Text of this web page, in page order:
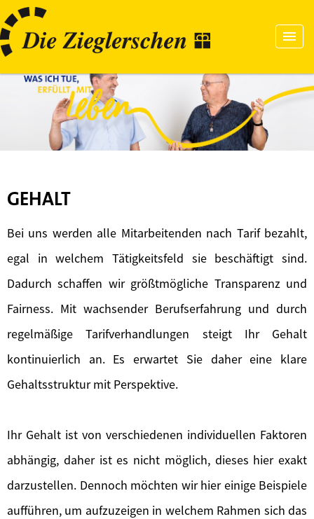
GEHALT
Bei uns werden alle Mitarbeitenden nach Tarif bezahlt,
egal in welchem Tätigkeitsfeld sie beschäftigt sind.
Dadurch schaffen wir größtmögliche Transparenz und
Fairness. Mit wachsender Berufserfahrung und durch
regelmäßige Tarifverhandlungen steigt Ihr Gehalt
kontinuierlich an. Es erwartet Sie daher eine klare
Gehaltsstruktur mit Perspektive.
Ihr Gehalt ist von verschiedenen individuellen Faktoren
abhängig, daher ist es nicht möglich, dieses hier exakt
darzustellen. Dennoch möchten wir hier einige Beispiele
aufführen, um aufzuzeigen in welchem Rahmen sich das